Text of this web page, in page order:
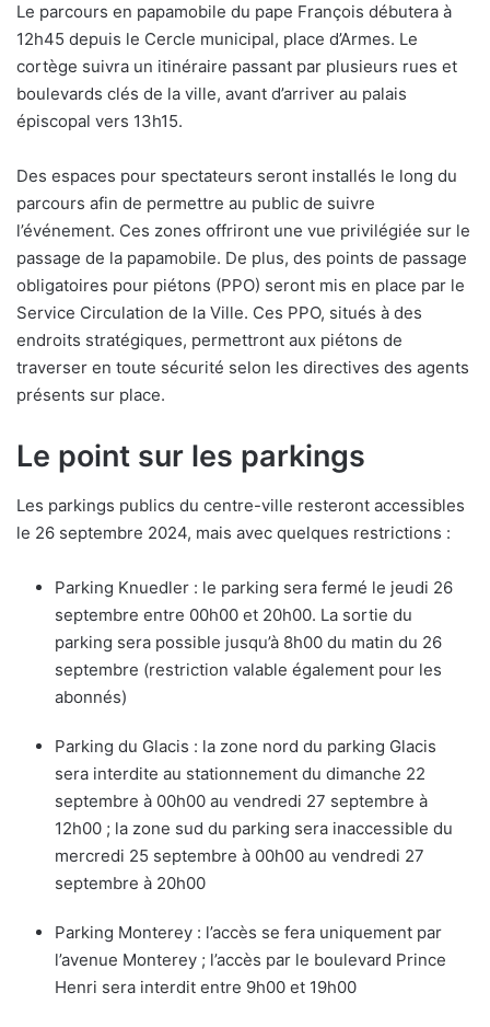
Le parcours en papamobile du pape François débutera à
12h45 depuis le Cercle municipal, place d’Armes. Le
cortège suivra un itinéraire passant par plusieurs rues et
boulevards clés de la ville, avant d’arriver au palais
épiscopal vers 13h15.
Des espaces pour spectateurs seront installés le long du
parcours afin de permettre au public de suivre
l’événement. Ces zones offriront une vue privilégiée sur le
passage de la papamobile. De plus, des points de passage
obligatoires pour piétons (PPO) seront mis en place par le
Service Circulation de la Ville. Ces PPO, situés à des
endroits stratégiques, permettront aux piétons de
traverser en toute sécurité selon les directives des agents
présents sur place.
Le point sur les parkings
Les parkings publics du centre-ville resteront accessibles
le 26 septembre 2024, mais avec quelques restrictions :
Parking Knuedler : le parking sera fermé le jeudi 26
septembre entre 00h00 et 20h00. La sortie du
parking sera possible jusqu’à 8h00 du matin du 26
septembre (restriction valable également pour les
abonnés)
Parking du Glacis : la zone nord du parking Glacis
sera interdite au stationnement du dimanche 22
septembre à 00h00 au vendredi 27 septembre à
12h00 ; la zone sud du parking sera inaccessible du
mercredi 25 septembre à 00h00 au vendredi 27
septembre à 20h00
Parking Monterey : l’accès se fera uniquement par
l’avenue Monterey ; l’accès par le boulevard Prince
Henri sera interdit entre 9h00 et 19h00